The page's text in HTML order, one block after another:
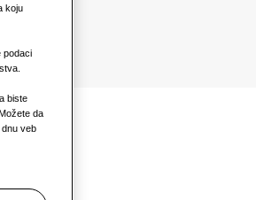
koju
podaci
biste
da
veb